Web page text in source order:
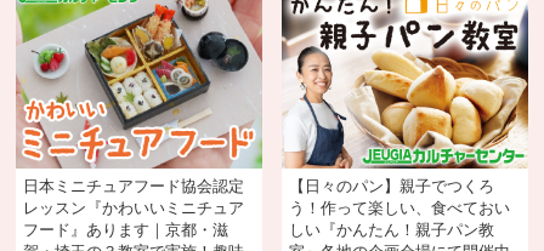
日本ミニチュアフード協会認定
レッスン『かわいいミニチュア
フード』あります｜京都・滋
【日々のパン】親子でつくろ
う！作って楽しい、食べておい
しい『かんたん！親子パン教